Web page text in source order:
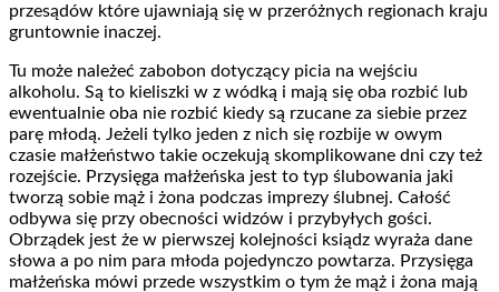
przesądów które ujawniają się w przeróżnych regionach kraju
gruntownie inaczej.
Tu może należeć zabobon dotyczący picia na wejściu
alkoholu. Są to kieliszki w z wódką i mają się oba rozbić lub
ewentualnie oba nie rozbić kiedy są rzucane za siebie przez
parę młodą. Jeżeli tylko jeden z nich się rozbije w owym
czasie małżeństwo takie oczekują skomplikowane dni czy też
rozejście. Przysięga małżeńska jest to typ ślubowania jaki
tworzą sobie mąż i żona podczas imprezy ślubnej. Całość
odbywa się przy obecności widzów i przybyłych gości.
Obrządek jest że w pierwszej kolejności ksiądz wyraża dane
słowa a po nim para młoda pojedynczo powtarza. Przysięga
małżeńska mówi przede wszystkim o tym że mąż i żona mają